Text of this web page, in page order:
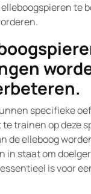
te
specifieke
trainen op deze
elleboog
in staat om
is voor